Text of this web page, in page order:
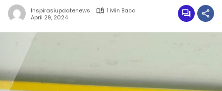
Inspirasiupdatenews
1 Min Baca
April 29, 2024